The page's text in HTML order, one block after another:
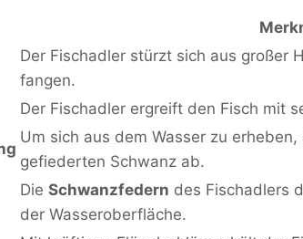
Der Fischadler stürzt sich aus großer
fangen.
Der Fischadler ergreift den Fisch mit
Um sich aus dem Wasser zu
gefiederten Schwanz ab.
Die Schwanzfedern des Fischadlers
der Wasseroberfläche.